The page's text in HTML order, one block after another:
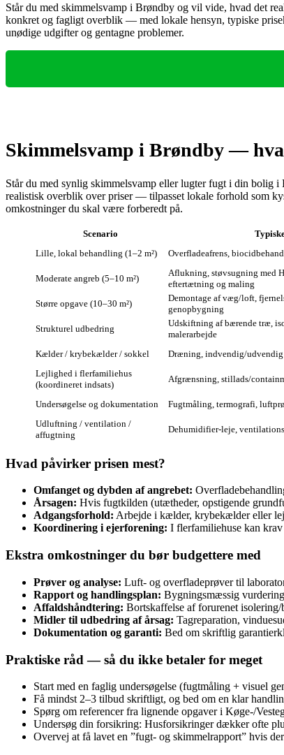
Står du med skimmelsvamp i Brøndby og vil vide, hvad det
konkret og fagligt overblik — med lokale hensyn, typiske
unødige udgifter og gentagne problemer.
Skimmelsvamp i Brøndby —
Står du med synlig skimmelsvamp eller lugter fugt i din bolig
realistisk overblik over priser — tilpasset lokale forhold som
omkostninger du skal være forberedt på.
Scenario
Lille, lokal behandling (1–2 m²)
Overfladeafrens,
Moderate angreb (5–10 m²)
Aflukning, støvsugning med
eftertætning og maling
Større opgave (10–30 m²)
Demontage af væg/loft,
genopbygning
Strukturel udbedring
Udskiftning af bærende træ,
malerarbejde
Kælder / krybekælder / sokkel Dræning, indvendig/
Lejlighed i flerfamiliehus
(koordineret indsats)
Afgrænsning, stillads/
Undersøgelse og dokumentation
Fugtmåling, termografi,
Udluftning / ventilation /
affugtning
Dehumidifier-leje,
Hvad påvirker prisen mest?
Omfanget og dybden af angrebet:
Årsagen: Hvis fugtkilden (utætheder, opstigende
Adgangsforhold: Arbejde i kælder, krybekælder eller
Koordinering i ejerforening: I flerfamiliehuse kan
Ekstra omkostninger du bør budgettere med
Prøver og analyse: Luft- og overfladeprøver til
Rapport og handlingsplan: Bygningsmæssig
Affaldshåndtering: Bortskaffelse af forurenet
Midler til udbedring af årsag: Tagreparation,
Dokumentation og garanti: Bed om skriftlig
Praktiske råd — så du ikke betaler for meget
Start med en faglig undersøgelse (fugtmåling + visuel
Få mindst 2–3 tilbud skriftligt, og bed om en klar
Spørg om referencer fra lignende opgaver i Køge‑/
Undersøg din forsikring: Husforsikringer dækker ofte
Overvej at få lavet en ”fugt- og skimmelrapport” hvis